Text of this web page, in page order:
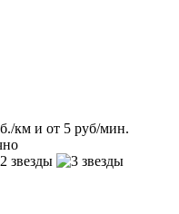
км и от 5 руб/мин.